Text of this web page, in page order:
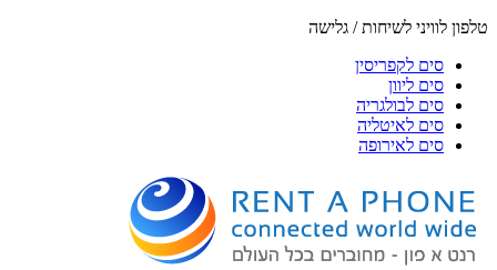
טלפון לוויני לשיחות / גלישה
סים לקפריסין
סים ליוון
סים לבולגריה
סים לאיטליה
סים לאירופה